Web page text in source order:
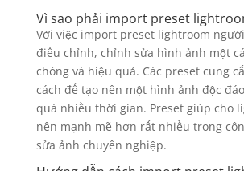
Vì sao phải import preset
Với việc import preset lightroom
điều chỉnh, chỉnh sửa hình ảnh một
chóng và hiệu quả. Các preset cung
cách để tạo nên một hình ảnh độc
quá nhiều thời gian. Preset giúp cho
nên mạnh mẽ hơn rất nhiều trong
sửa ảnh chuyên nghiệp.